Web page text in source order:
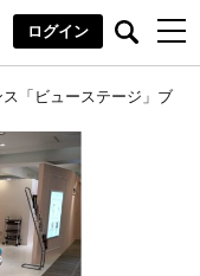
ログイン
ス「ビューステージ」ブ